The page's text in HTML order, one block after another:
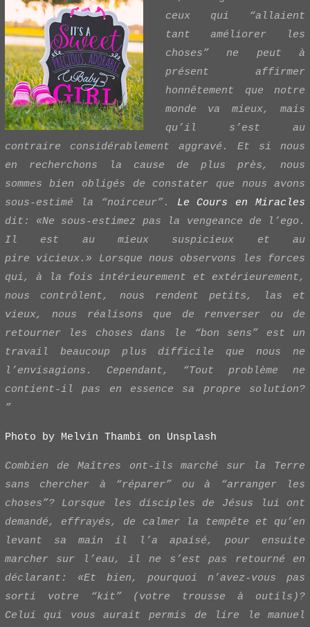
ceux qui “allaient
tant améliorer les
choses” ne peut à
présent affirmer
honnêtement que notre
monde va mieux, mais
qu’il s’est au
contraire considérablement aggravé. Et si nous
en recherchons la cause de plus près, nous
sommes bien obligés de constater que nous avons
sous-estimé la “noirceur”. Le Cours en Miracles
dit: «Ne sous-estimez pas la vengeance de l’ego.
Il est au mieux suspicieux etau
pire vicieux.» Lorsque nous observons les forces
qui, à la fois intérieurement et extérieurement,
nous contrôlent, nous rendent petits, las et
vieux, nous réalisons que de renverser ou de
retourner les choses dans le “bon sens” est un
travail beaucoup plus difficile que nous ne
l’envisagions. Cependant, “Tout problème ne
contient-il pas en essence sa propre solution?
”
Photo by Melvin Thambi on Unsplash
Combien de Maîtres ont-ils marché sur la Terre
sans chercher à “réparer” ou à “arranger les
choses”? Lorsque les disciples de Jésus lui ont
demandé, effrayés, de calmer la tempête et qu’en
levant sa main il l’a apaisé, pour ensuite
marcher sur l’eau, il ne s’est pas retourné en
déclarant: «Et bien, pourquoi n’avez-vous pas
sorti votre “kit” (votre trousse à outils)?
Celui qui vous aurait permis de lire le manuel